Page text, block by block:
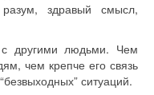
разум, здравый смысл,
другими людьми. Чем
чем крепче его связь
ситуаций.